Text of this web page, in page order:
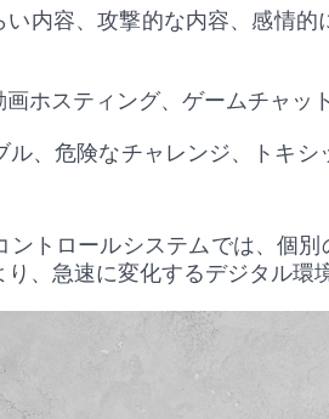
内容、攻撃的な内容、感情
ホスティング、ゲームチャッ
ル、危険なチャレンジ、トキ
トロールシステムでは、個
、急速に変化するデジタル環